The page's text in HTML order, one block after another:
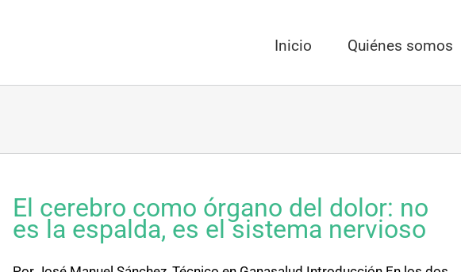
Inicio Quiénes somos
El cerebro como órgano del dolor: no
es la espalda, es el sistema nervioso